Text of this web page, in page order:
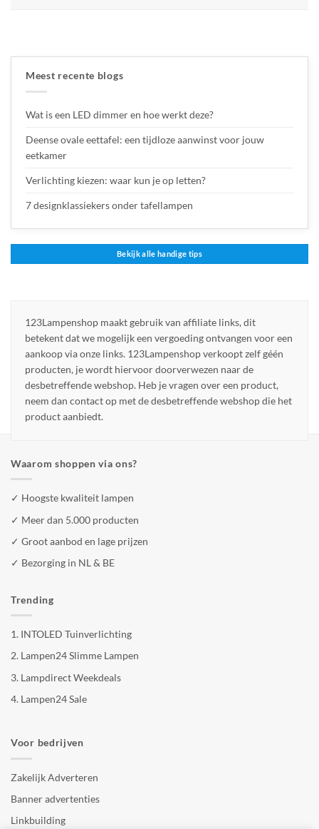
Meest recente blogs
Wat is een LED dimmer en hoe werkt deze?
Deense ovale eettafel: een tijdloze aanwinst voor jouw
eetkamer
Verlichting kiezen: waar kun je op letten?
7 designklassiekers onder tafellampen
Bekijk alle handige tips
123Lampenshop maakt gebruik van affiliate links, dit
betekent dat we mogelijk een vergoeding ontvangen voor een
aankoop via onze links. 123Lampenshop verkoopt zelf géén
producten, je wordt hiervoor doorverwezen naar de
desbetreffende webshop. Heb je vragen over een product,
neem dan contact op met de desbetreffende webshop die het
product aanbiedt.
Waarom shoppen via ons?
✓ Hoogste kwaliteit lampen
✓ Meer dan 5.000 producten
✓ Groot aanbod en lage prijzen
✓ Bezorging in NL & BE
Trending
1. INTOLED Tuinverlichting
2. Lampen24 Slimme Lampen
3. Lampdirect Weekdeals
4. Lampen24 Sale
Voor bedrijven
Zakelijk Adverteren
Banner advertenties
Linkbuilding